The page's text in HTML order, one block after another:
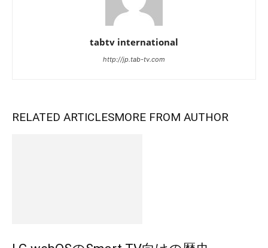
tabtv international
http://jp.tab-tv.com
RELATED ARTICLESMORE FROM AUTHOR